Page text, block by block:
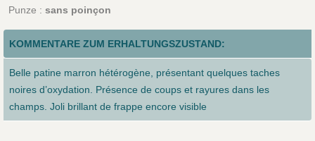
Punze : sans poinçon
KOMMENTARE ZUM ERHALTUNGSZUSTAND:
Belle patine marron hétérogène, présentant quelques taches
noires d’oxydation. Présence de coups et rayures dans les
champs. Joli brillant de frappe encore visible